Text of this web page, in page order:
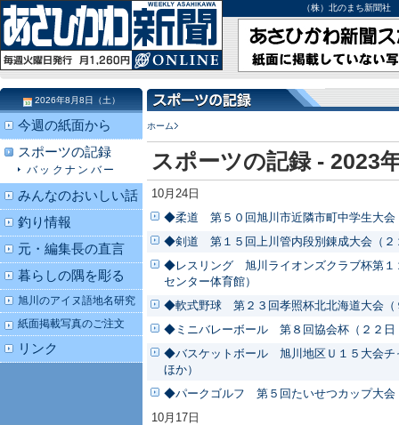
（株）北のまち新聞
ホーム
スポーツの記録 - 2023
10月24日
◆柔道 第５０回旭川市近隣市町中学生大会
◆剣道 第１５回上川管内段別錬成大会（２
◆レスリング 旭川ライオンズクラブ杯第１
センター体育館）
◆軟式野球 第２３回孝照杯北北海道大会（
◆ミニバレーボール 第８回協会杯（２２日
◆バスケットボール 旭川地区Ｕ１５大会チ
ほか）
◆パークゴルフ 第５回たいせつカップ大会
10月17日
2026年8月8日（土）
今週の紙面から
スポーツの記録
バックナンバー
みんなのおいしい話
釣り情報
元・編集長の直言
暮らしの隅を彫る
旭川のアイヌ語地名研究
紙面掲載写真のご注文
リンク